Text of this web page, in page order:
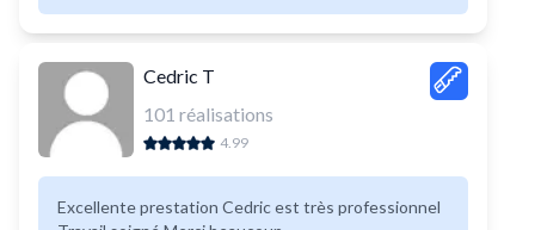
Cedric T
101 réalisations
4.99
Excellente prestation Cedric est très professionnel